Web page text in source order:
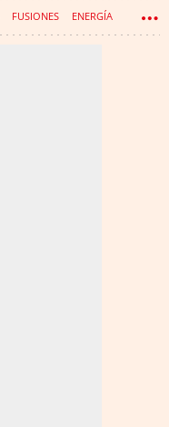
FUSIONES ENERGÍA